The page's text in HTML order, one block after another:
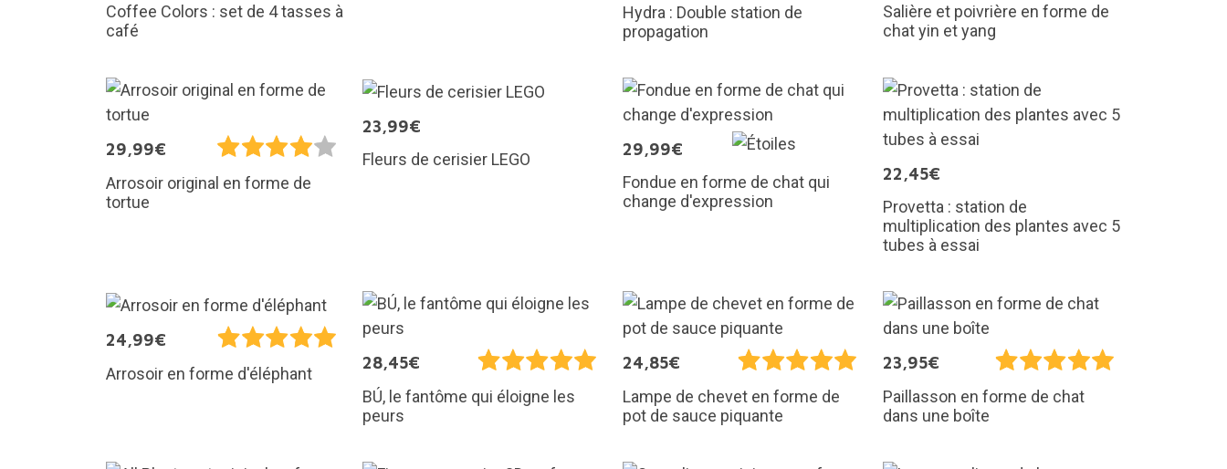
Coffee Colors : set de 4 tasses à
café
Hydra : Double station de
propagation
Salière et poivrière en forme de
chat yin et yang
29,99€
Arrosoir original en forme de
tortue
23,99€
Fleurs de cerisier LEGO
29,99€
Fondue en forme de chat qui
change d'expression
22,45€
Provetta : station de
multiplication des plantes avec 5
tubes à essai
24,99€
Arrosoir en forme d'éléphant
28,45€
BÚ, le fantôme qui éloigne les
peurs
24,85€
Lampe de chevet en forme de
pot de sauce piquante
23,95€
Paillasson en forme de chat
dans une boîte